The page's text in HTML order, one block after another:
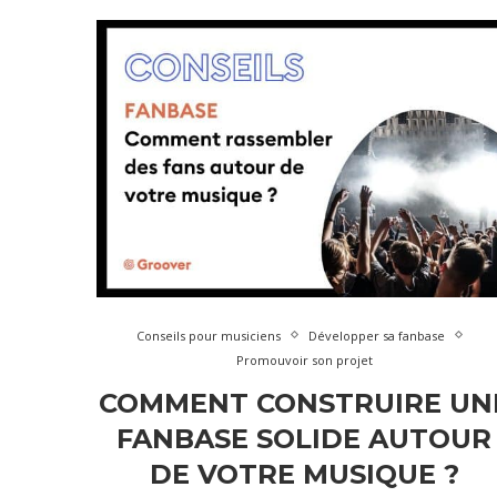
Conseils pour musiciens
Développer sa fanbase
Promouvoir son projet
COMMENT CONSTRUIRE
FANBASE SOLIDE AUTOUR
DE VOTRE MUSIQUE ?